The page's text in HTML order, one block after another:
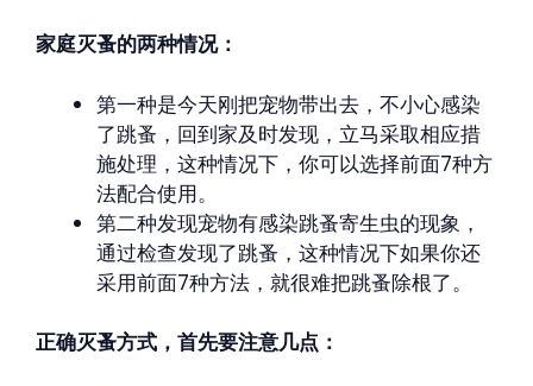
家庭灭蚤的两种情况：
第一种是今天刚把宠物带出去，不小心感染
了跳蚤，回到家及时发现，立马采取相应措
施处理，这种情况下，你可以选择前面7种方
法配合使用。
第二种发现宠物有感染跳蚤寄生虫的现象，
通过检查发现了跳蚤，这种情况下如果你还
采用前面7种方法，就很难把跳蚤除根了。
正确灭蚤方式，首先要注意几点：